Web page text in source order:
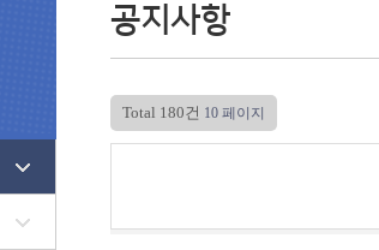
공지사항
Total 180건 10 페이지